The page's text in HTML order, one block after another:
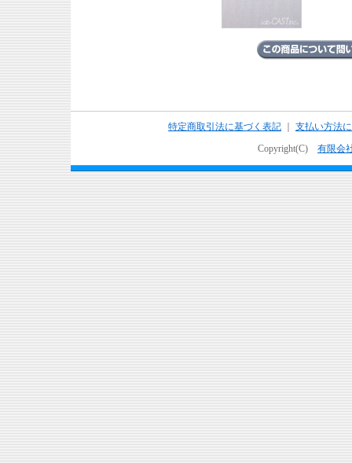
特定商取引法に基づく表記
支払い方法
Copyright(C) 有限会